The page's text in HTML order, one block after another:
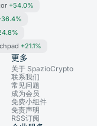
+54.0%
+21.1%
更多
关于 SpazioCrypto
联系我们
常见问题
成为会员
免费小组件
免责声明
RSS订阅